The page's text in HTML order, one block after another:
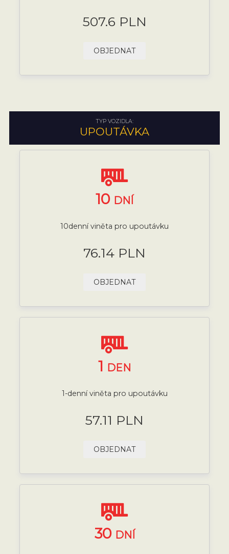
507.6 PLN
OBJEDNAT
TYP VOZIDLA:
UPOUTÁVKA
10 DNÍ
10denní viněta pro upoutávku
76.14 PLN
OBJEDNAT
1 DEN
1-denní viněta pro upoutávku
57.11 PLN
OBJEDNAT
30 DNÍ